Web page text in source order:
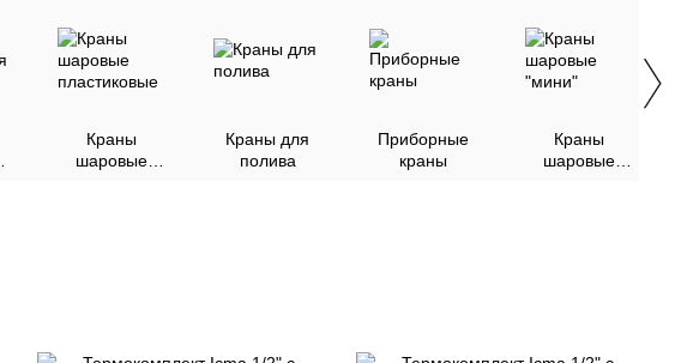
Краны
шаровые
Краны для
полива
Приборные
краны
Краны
шаровые